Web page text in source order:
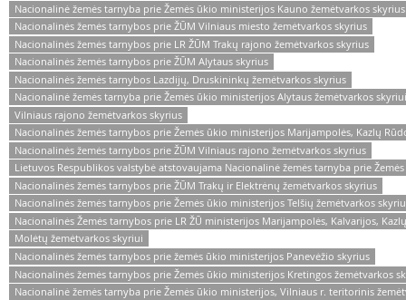
Nacionalinė žemės tarnyba prie Žemės ūkio ministerijos Kauno žemėtvarkos skyrius
Nacionalinės žemės tarnybos prie ŽŪM Vilniaus miesto žemėtvarkos skyrius
Nacionalinės žemės tarnybos prie LR ŽŪM Trakų rajono žemėtvarkos skyrius
Nacionalinės žemės tarnybos prie ŽŪM Alytaus skyrius
Nacionalinės žemės tarnybos Lazdijų, Druskininkų žemėtvarkos skyrius
Nacionalinė žemės tarnyba prie Žemės ūkio ministerijos Alytaus žemėtvarkos skyriui
Vilniaus rajono žemėtvarkos skyrius
Nacionalinės žemės tarnybos prie Žemės ūkio ministerijos Marijampolės, Kazlų
Nacionalinės žemės tarnybos prie ŽŪM Vilniaus rajono žemėtvarkos skyrius
Lietuvos Respublikos valstybė atstovaujama Nacionalinė žemės tarnyba prie
Nacionalinės žemės tarnybos prie ŽŪM Trakų ir Elektrėnų žemėtvarkos skyrius
Nacionalinės žemės tarnybos prie Žemės ūkio ministerijos Telšių žemėtvarkos
Nacionalinės Žemės tarnybos prie LR ŽŪ ministerijos Marijampolės, Kalvarijos,
Molėtų žemėtvarkos skyriui
Nacionalinės žemės tarnybos prie žemės ūkio ministerijos Panevėžio skyrius
Nacionalinės žemės tarnybos prie Žemės ūkio ministerijos Kretingos žemėtvarkos
Nacionalinė žemės tarnyba prie Žemės ūkio ministerijos, Vilniaus r. teritorinis